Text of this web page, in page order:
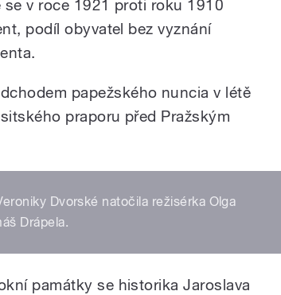
v roce 1921 proti roku 1910
podíl obyvatel bez vyznání
papežského nuncia v létě
praporu před Pražským
Dvorské natočila režisérka Olga
Drápela.
památky se historika Jaroslava